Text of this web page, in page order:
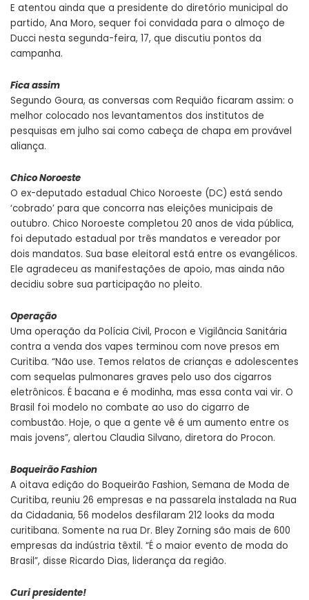
E atentou ainda que a presidente do diretório municipal do
partido, Ana Moro, sequer foi convidada para o almoço de
Ducci nesta segunda-feira, 17, que discutiu pontos da
campanha.
Fica assim
Segundo Goura, as conversas com Requião ficaram assim: o
melhor colocado nos levantamentos dos institutos de
pesquisas em julho sai como cabeça de chapa em provável
aliança.
Chico Noroeste
O ex-deputado estadual Chico Noroeste (DC) está sendo
‘cobrado’ para que concorra nas eleições municipais de
outubro. Chico Noroeste completou 20 anos de vida pública,
foi deputado estadual por três mandatos e vereador por
dois mandatos. Sua base eleitoral está entre os evangélicos.
Ele agradeceu as manifestações de apoio, mas ainda não
decidiu sobre sua participação no pleito.
Operação
Uma operação da Polícia Civil, Procon e Vigilância Sanitária
contra a venda dos vapes terminou com nove presos em
Curitiba. “Não use. Temos relatos de crianças e adolescentes
com sequelas pulmonares graves pelo uso dos cigarros
eletrônicos. É bacana e é modinha, mas essa conta vai vir. O
Brasil foi modelo no combate ao uso do cigarro de
combustão. Hoje, o que a gente vê é um aumento entre os
mais jovens”, alertou Claudia Silvano, diretora do Procon.
Boqueirão Fashion
A oitava edição do Boqueirão Fashion, Semana de Moda de
Curitiba, reuniu 26 empresas e na passarela instalada na Rua
da Cidadania, 56 modelos desfilaram 212 looks da moda
curitibana. Somente na rua Dr. Bley Zorning são mais de 600
empresas da indústria têxtil. “É o maior evento de moda do
Brasil”, disse Ricardo Dias, liderança da região.
Curi presidente!